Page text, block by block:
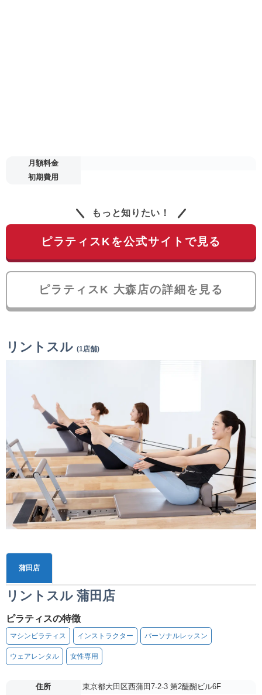
月額料金
初期費用
もっと知りたい！
ピラティスKを公式サイトで見る
ピラティスK 大森店の詳細を見る
リントスル (1店舗)
蒲田店
リントスル 蒲田店
ピラティスの特徴
マシンピラティス インストラクター パーソナルレッスン
ウェアレンタル 女性専用
住所
東京都大田区西蒲田7-2-3 第2醍醐ビル6F